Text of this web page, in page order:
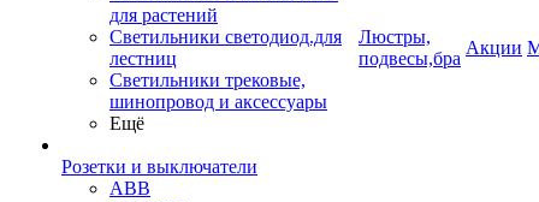
для растений
Светильники светодиод.для
лестниц
Светильники трековые,
шинопровод и аксессуары
Ещё
Розетки и выключатели
ABB
Люстры,
подвесы,бра
Акции